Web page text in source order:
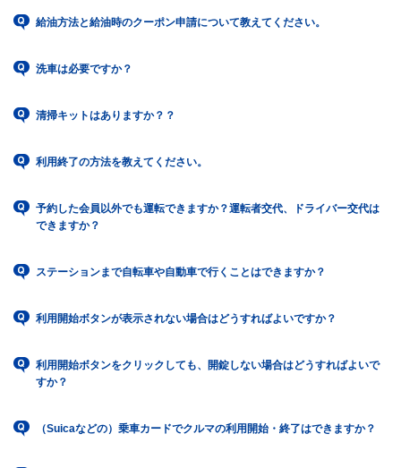
給油方法と給油時のクーポン申請について教えてください。
洗車は必要ですか？
清掃キットはありますか？？
利用終了の方法を教えてください。
予約した会員以外でも運転できますか？運転者交代、ドライバー交代は
できますか？
ステーションまで自転車や自動車で行くことはできますか？
利用開始ボタンが表示されない場合はどうすればよいですか？
利用開始ボタンをクリックしても、開錠しない場合はどうすればよいで
すか？
（Suicaなどの）乗車カードでクルマの利用開始・終了はできますか？